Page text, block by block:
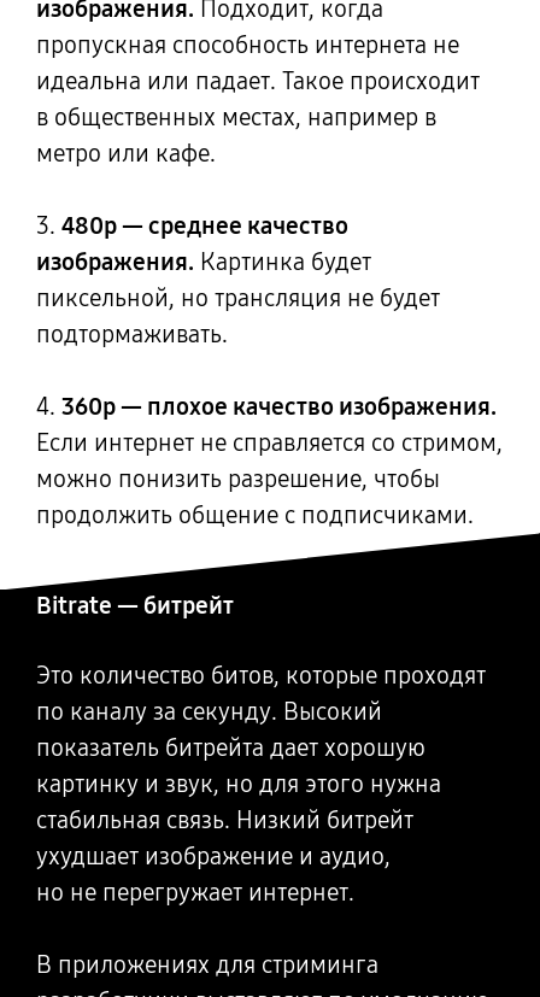
изображения. Подходит, когда
пропускная способность интернета не
идеальна или падает. Такое происходит
в общественных местах, например в
метро или кафе.
3. 480p — среднее качество
изображения. Картинка будет
пиксельной, но трансляция не будет
подтормаживать.
4. 360р — плохое качество изображения.
Если интернет не справляется со стримом,
можно понизить разрешение, чтобы
продолжить общение с подписчиками.
Bitrate — битрейт
Это количество битов, которые проходят
по каналу за секунду. Высокий
показатель битрейта дает хорошую
картинку и звук, но для этого нужна
стабильная связь. Низкий битрейт
ухудшает изображение и аудио,
но не перегружает интернет.
В приложениях для стриминга